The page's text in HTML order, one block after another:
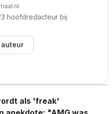
hoofdredacteur bij
als 'freak'